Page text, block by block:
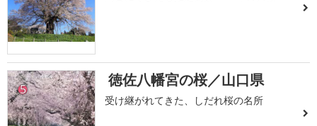
5 徳佐八幡宮の桜／山口県
受け継がれてきた、しだれ桜の名所